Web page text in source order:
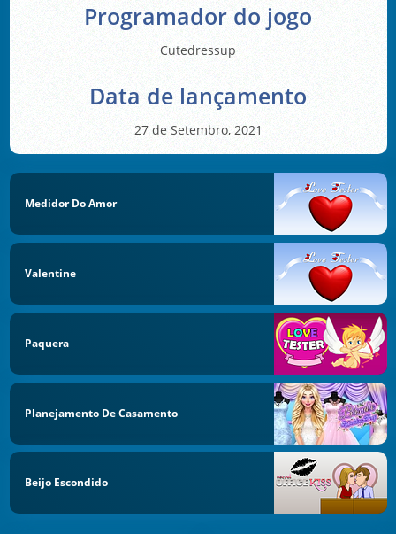
Programador do jogo
Cutedressup
Data de lançamento
27 de Setembro, 2021
Medidor Do Amor
Valentine
Paquera
Planejamento De Casamento
Beijo Escondido